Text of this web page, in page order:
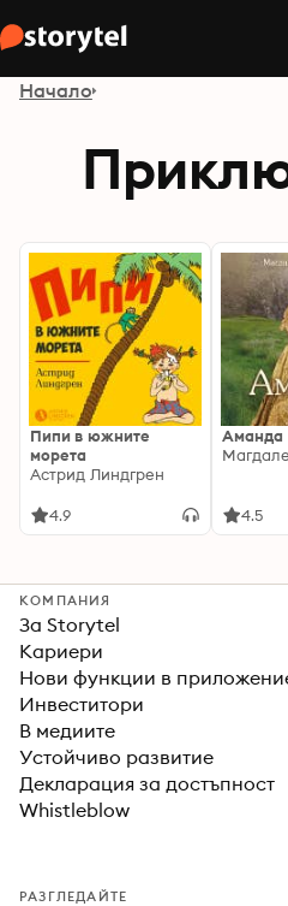
Начало
Пипи в южните
морета
Астрид Линдгрен
4.9
Аманда
4.5
КОМПАНИЯ
За Storytel
Кариери
Нови функции в
Инвеститори
В медиите
Устойчиво развитие
Декларация за достъпност
Whistleblow
РАЗГЛЕДАЙТЕ